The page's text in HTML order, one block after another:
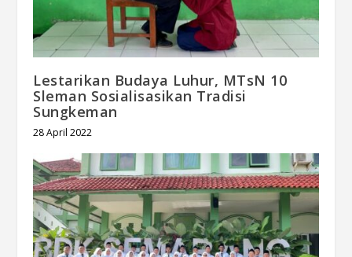
Lestarikan Budaya Luhur, MTsN 10
Sleman Sosialisasikan Tradisi
Sungkeman
28 April 2022